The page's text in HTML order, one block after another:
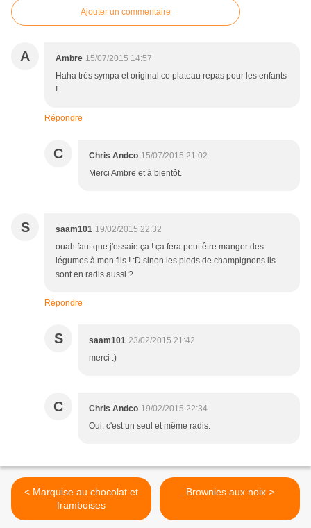
Ajouter un commentaire
A Ambre 15/07/2015 14:57
Haha très sympa et original ce plateau repas pour les enfants
!
Répondre
C Chris Andco 15/07/2015 21:02
Merci Ambre et à bientôt.
S saam101 19/02/2015 22:32
ouah faut que j'essaie ça ! ça fera peut être manger des
légumes à mon fils ! :D sinon les pieds de champignons ils
sont en radis aussi ?
Répondre
S saam101 23/02/2015 21:42
merci :)
C Chris Andco 19/02/2015 22:34
Oui, c'est un seul et même radis.
< Marquise au chocolat et
framboises
Brownies aux noix >